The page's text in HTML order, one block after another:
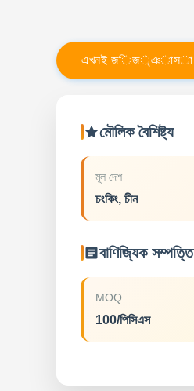
এখনই জিজ্ঞাসা
মৌলিক বৈশিষ্ট্য
মূল দেশ
চংকিং, চীন
বাণিজ্যিক সম্পত্তি
MOQ
100/পিসিএস